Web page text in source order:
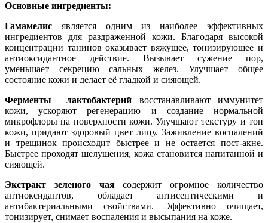
Основные ингредиенты:
Гамамелис является одним из наиболее эффективных
ингредиентов для раздраженной кожи. Благодаря высокой
концентрации танинов оказывает вяжущее, тонизирующее и
антиоксидантное действие. Вызывает сужение пор,
уменьшает секрецию сальных желез. Улучшает общее
состояние кожи и делает её гладкой и сияющей.
Ферменты
лактобактерий восстанавливают иммунитет
кожи, ускоряют регенерацию и создание нормальной
микрофлоры на поверхности кожи. Улучшают текстуру и тон
кожи, придают здоровый цвет лицу. Заживление воспалений
и трещинок происходит быстрее и не остается пост-акне.
Быстрее проходят шелушения, кожа становится напитанной и
сияющей.
Экстракт зеленого чаясодержит огромное количество
антиоксидантов, обладает антисептическими и
антибактериальными свойствами. Эффективно очищает,
тонизирует, снимает воспаления и высыпания на коже.